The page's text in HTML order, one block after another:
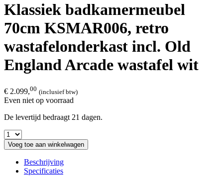
Klassiek badkamermeubel
70cm KSMAR006, retro
wastafelonderkast incl. Old
England Arcade wastafel wit
€ 2.099,00 (inclusief btw)
Even niet op voorraad
De levertijd bedraagt 21 dagen.
Voeg toe aan winkelwagen
Beschrijving
Specificaties